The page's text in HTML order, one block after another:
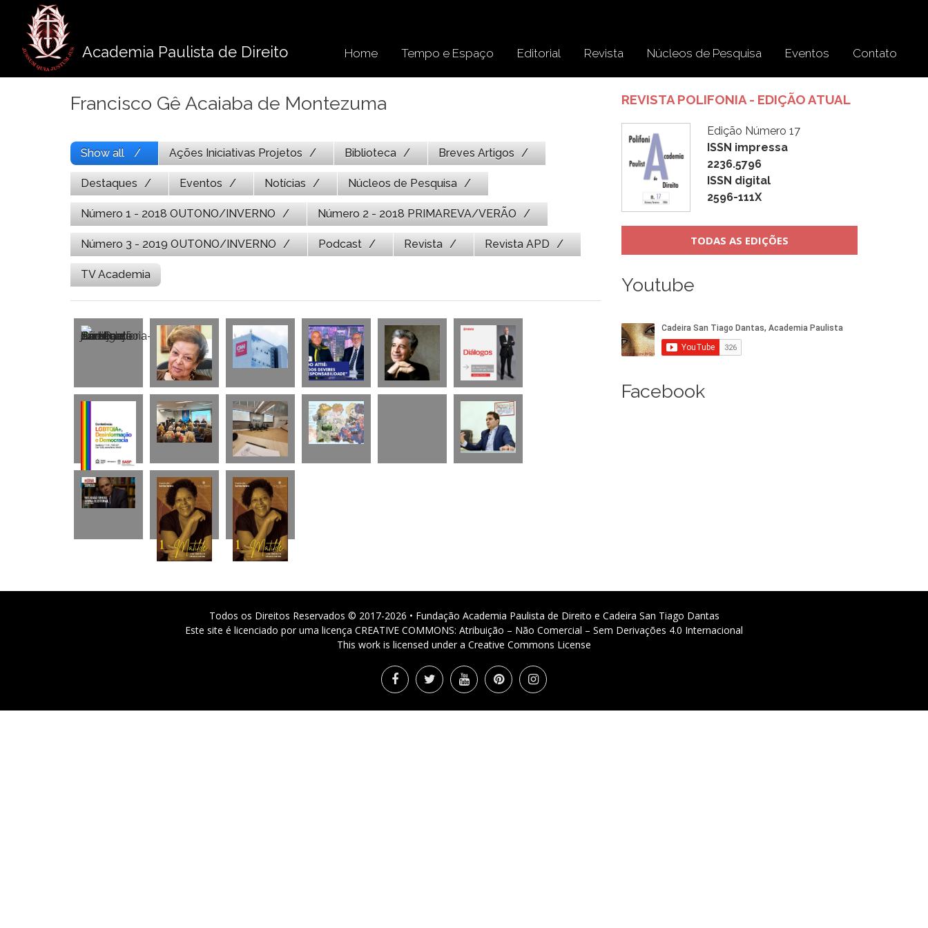
conteúdo
Academia Paulista de Direito Home Tempo e Espaço Editorial Revista Núcleos de Pesquisa Eventos Contato
Francisco Gê Acaiaba de Montezuma
Show all Ações Iniciativas Projetos Biblioteca Breves Artigos
Destaques Eventos Notícias Núcleos de Pesquisa
Número 1 - 2018 OUTONO/INVERNO Número 2 - 2018 PRIMAREVA/VERÃO
Número 3 - 2019 OUTONO/INVERNO Podcast Revista Revista APD
TV Academia
REVISTA POLIFONIA - EDIÇÃO ATUAL
Edição Número 17
ISSN impressa
2236.5796
ISSN digital
2596-111X
TODAS AS EDIÇÕES
Youtube
Facebook
Todos os Direitos Reservados © 2017-2026 • Fundação Academia Paulista de Direito e Cadeira San Tiago Dantas
Este site é licenciado por uma licença CREATIVE COMMONS: Atribuição – Não Comercial – Sem Derivações 4.0 Internacional
This work is licensed under a Creative Commons License